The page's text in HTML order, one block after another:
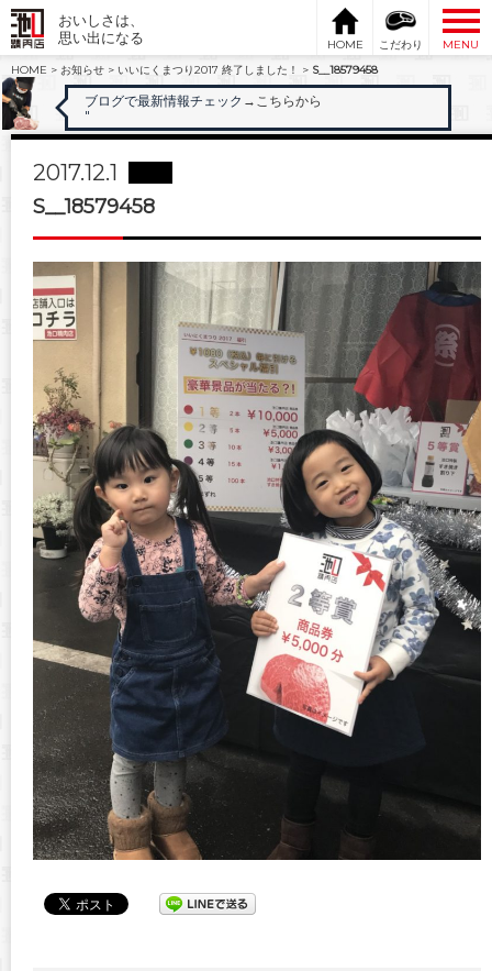
おいしさは、
思い出になる
HOME こだわり
MENU
HOME > お知らせ > いいにくまつり2017 終了しました！ > S__18579458
ブログで最新情報チェック →こちらから
"
2017.12.1
S__18579458